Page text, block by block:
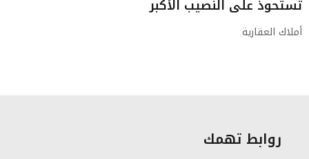
تستحوذ على النصيب الأكبر
أملاك العقارية
روابط تهمك